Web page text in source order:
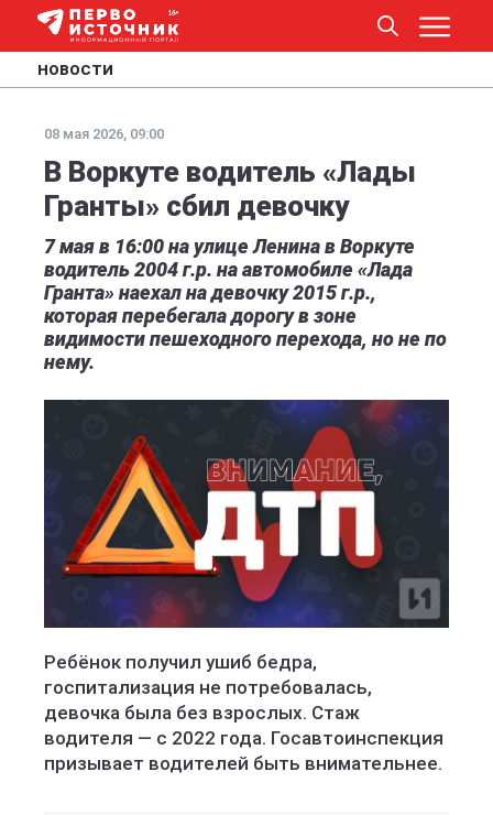
НОВОСТИ
08 мая 2026, 09:00
В Воркуте водитель «Лады
Гранты» сбил девочку
7 мая в 16:00 на улице Ленина в Воркуте
водитель 2004 г.р. на автомобиле «Лада
Гранта» наехал на девочку 2015 г.р.,
которая перебегала дорогу в зоне
видимости пешеходного перехода, но не по
нему.
Ребёнок получил ушиб бедра,
госпитализация не потребовалась,
девочка была без взрослых. Стаж
водителя — с 2022 года. Госавтоинспекция
призывает водителей быть внимательнее.